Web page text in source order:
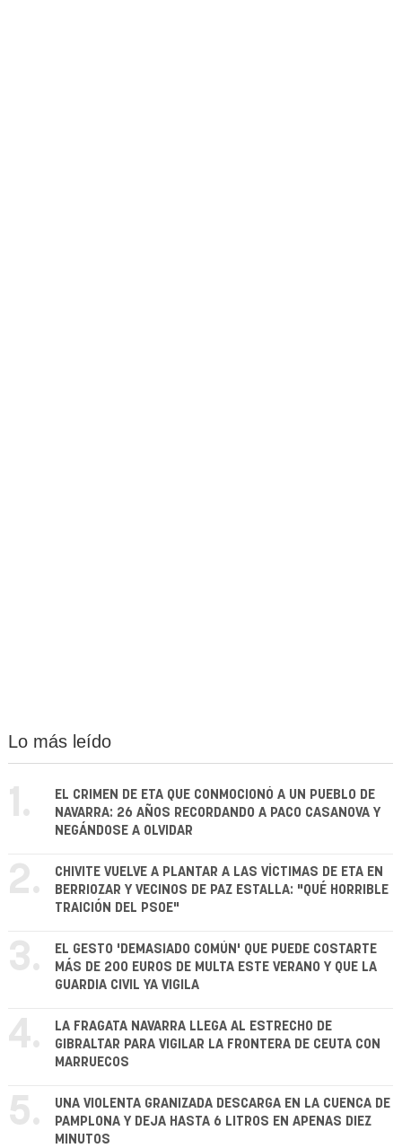
Lo más leído
1.
EL CRIMEN DE ETA QUE CONMOCIONÓ A UN PUEBLO DE
NAVARRA: 26 AÑOS RECORDANDO A PACO CASANOVA Y
NEGÁNDOSE A OLVIDAR
2.
CHIVITE VUELVE A PLANTAR A LAS VÍCTIMAS DE ETA EN
BERRIOZAR Y VECINOS DE PAZ ESTALLA: "QUÉ HORRIBLE
TRAICIÓN DEL PSOE"
3.
EL GESTO 'DEMASIADO COMÚN' QUE PUEDE COSTARTE
MÁS DE 200 EUROS DE MULTA ESTE VERANO Y QUE LA
GUARDIA CIVIL YA VIGILA
4.
LA FRAGATA NAVARRA LLEGA AL ESTRECHO DE
GIBRALTAR PARA VIGILAR LA FRONTERA DE CEUTA CON
MARRUECOS
5.
UNA VIOLENTA GRANIZADA DESCARGA EN LA CUENCA DE
PAMPLONA Y DEJA HASTA 6 LITROS EN APENAS DIEZ
MINUTOS